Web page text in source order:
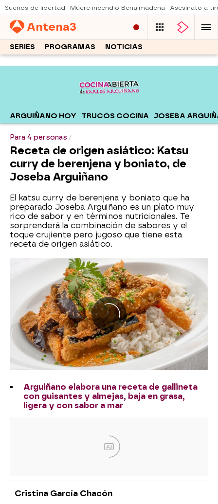
Sueños de libertad Muere incendio Benalmádena Asesinato a
Antena3
SERIES PROGRAMAS NOTICIAS
ARGUIÑANO HOY TRUCOS COCINA JOSEBA
Para 4 personas
Receta de origen asiático: Katsu
curry de berenjena y boniato, de
Joseba Arguiñano
El katsu curry de berenjena y boniato que ha
preparado Joseba Arguiñano es un plato muy
rico de sabor y en términos nutricionales. Te
sorprenderá la combinación de sabores y el
toque crujiente pero jugoso que tiene esta
receta de origen asiático.
Arguiñano elabora una receta de gallineta
con guisantes y almejas, baja en grasa,
ligera y con sabor a mar
Ad
Cristina García Chacón